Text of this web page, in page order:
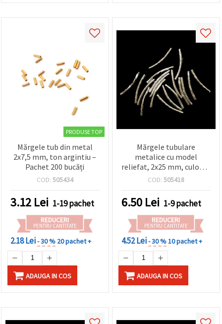
PRODUSE TOP
Mărgele tub din metal
2x7,5 mm, ton argintiu –
Pachet 200 bucăți
COD: 505434
3.12 Lei 1-19 pachet
REDUCERI
PENTRU CANTITATE
2.18 Lei- 30 % 20 pachet +
ADAUGA IN COS
Mărgele tubulare
metalice cu model
reliefat, 2x25 mm, culoare
argintie - 50 buc.
COD: 505418
6.50 Lei 1-9 pachet
REDUCERI
PENTRU CANTITATE
4.52 Lei- 30 %10 pachet +
ADAUGA IN COS